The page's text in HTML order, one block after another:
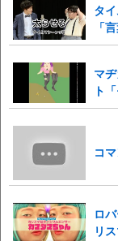
タ
「
マ
ト
コ
ロ
リ